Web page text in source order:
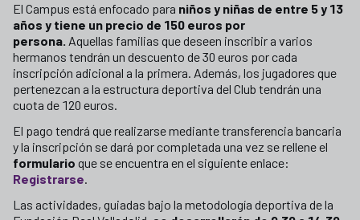
El Campus está enfocado para niños y niñas de entre 5 y 13
años y tiene un precio de 150 euros por
persona. Aquellas familias que deseen inscribir a varios
hermanos tendrán un descuento de 30 euros por cada
inscripción adicional a la primera. Además, los jugadores que
pertenezcan a la estructura deportiva del Club tendrán una
cuota de 120 euros.
El pago tendrá que realizarse mediante transferencia bancaria
y la inscripción se dará por completada una vez se rellene el
formulario que se encuentra en el siguiente enlace:
Registrarse.
Las actividades, guiadas bajo la metodología deportiva de la